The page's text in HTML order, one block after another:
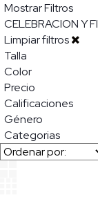
Mostrar Filtros
CELEBRACION Y
Limpiar filtros
Talla
Color
Precio
Calificaciones
Género
Categorias